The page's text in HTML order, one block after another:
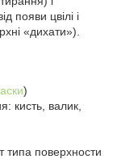
появи цвілі і
«дихати»).
)
кисть, валик,
типа поверхности